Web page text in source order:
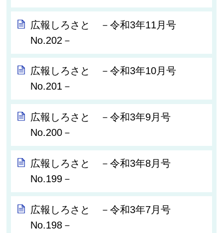
広報しろさと －令和3年11月号
No.202－
広報しろさと －令和3年10月号
No.201－
広報しろさと －令和3年9月号
No.200－
広報しろさと －令和3年8月号
No.199－
広報しろさと －令和3年7月号
No.198－